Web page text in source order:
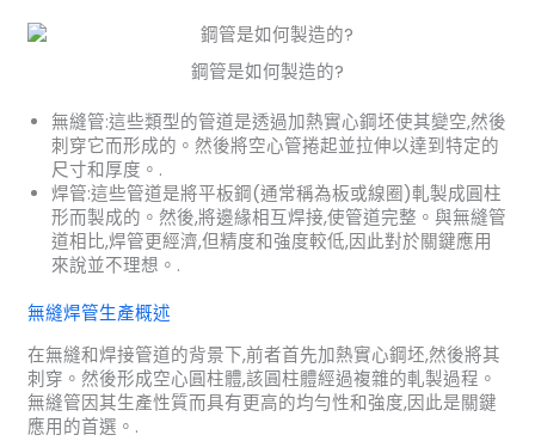
鋼管是如何製造的?
無縫管:這些類型的管道是透過加熱實心鋼坯使其變空,然後
刺穿它而形成的。然後將空心管捲起並拉伸以達到特定的
尺寸和厚度。.
焊管:這些管道是將平板鋼(通常稱為板或線圈)軋製成圓柱
形而製成的。然後,將邊緣相互焊接,使管道完整。與無縫管
道相比,焊管更經濟,但精度和強度較低,因此對於關鍵應用
來說並不理想。.
無縫焊管生產概述
在無縫和焊接管道的背景下,前者首先加熱實心鋼坯,然後將其
刺穿。然後形成空心圓柱體,該圓柱體經過複雜的軋製過程。
無縫管因其生產性質而具有更高的均勻性和強度,因此是關鍵
應用的首選。.